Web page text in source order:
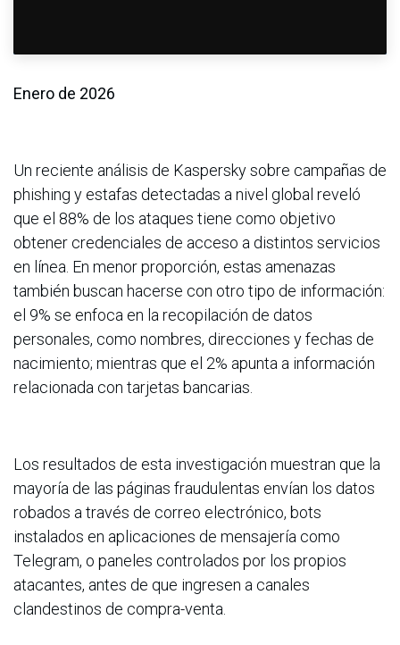
Enero de 2026
Un reciente análisis de Kaspersky sobre campañas de
phishing y estafas detectadas a nivel global reveló
que el 88% de los ataques tiene como objetivo
obtener credenciales de acceso a distintos servicios
en línea. En menor proporción, estas amenazas
también buscan hacerse con otro tipo de información:
el 9% se enfoca en la recopilación de datos
personales, como nombres, direcciones y fechas de
nacimiento; mientras que el 2% apunta a información
relacionada con tarjetas bancarias.
Los resultados de esta investigación muestran que la
mayoría de las páginas fraudulentas envían los datos
robados a través de correo electrónico, bots
instalados en aplicaciones de mensajería como
Telegram, o paneles controlados por los propios
atacantes, antes de que ingresen a canales
clandestinos de compra-venta.